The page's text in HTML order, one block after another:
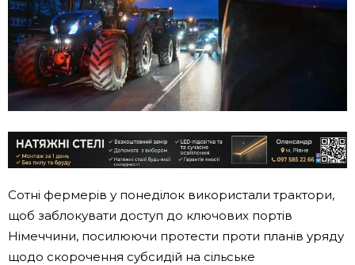
Сотні фермерів у понеділок використали трактори,
щоб заблокувати доступ до ключових портів
Німеччини, посилюючи протести проти планів уряду
щодо скорочення субсидій на сільське